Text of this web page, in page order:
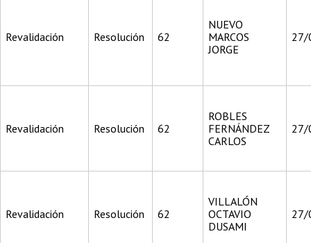
Revalidación Resolución 62
NUEVO
MARCOS
JORGE
Revalidación Resolución 62
ROBLES
FERNÁNDEZ
CARLOS
27/
Revalidación Resolución 62
VILLALÓN
OCTAVIO
DUSAMI
27/